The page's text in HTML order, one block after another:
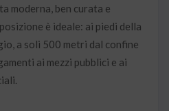
moderna, ben curata e
è ideale: ai piedi della
a soli 500 metri dal confine
ai mezzi pubblici e ai